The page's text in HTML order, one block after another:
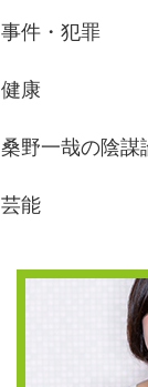
事件・犯罪
健康
桑野一哉の陰謀
芸能